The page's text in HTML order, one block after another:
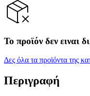
Το προϊόν δεν ειναι
Δες όλα τα προϊόντα της
Περιγραφή